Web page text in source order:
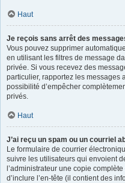
Haut
Je reçois sans arrêt des
Vous pouvez supprimer
en utilisant les filtres de message
privée. Si vous recevez des
particulier, rapportez les messages
possibilité d’empêcher
privés.
Haut
J’ai reçu un spam ou un courriel
Le formulaire de courrier
suivre les utilisateurs qui envoient
l’administrateur une copie
d’inclure l’en-tête (il contient des